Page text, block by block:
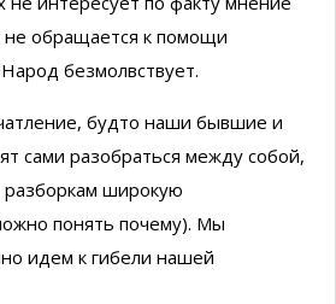
не обращается к помощи
безмолвствует.
будто наши бывшие и
сами разобраться между собой,
разборкам широкую
понять почему). Мы
идем к гибели нашей